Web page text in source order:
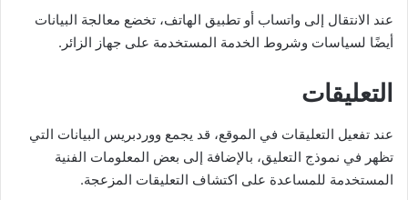
عند الانتقال إلى واتساب أو تطبيق الهاتف، تخضع معالجة البيانات
أيضًا لسياسات وشروط الخدمة المستخدمة على جهاز الزائر.
التعليقات
عند تفعيل التعليقات في الموقع، قد يجمع ووردبريس البيانات التي
تظهر في نموذج التعليق، بالإضافة إلى بعض المعلومات الفنية
المستخدمة للمساعدة على اكتشاف التعليقات المزعجة.